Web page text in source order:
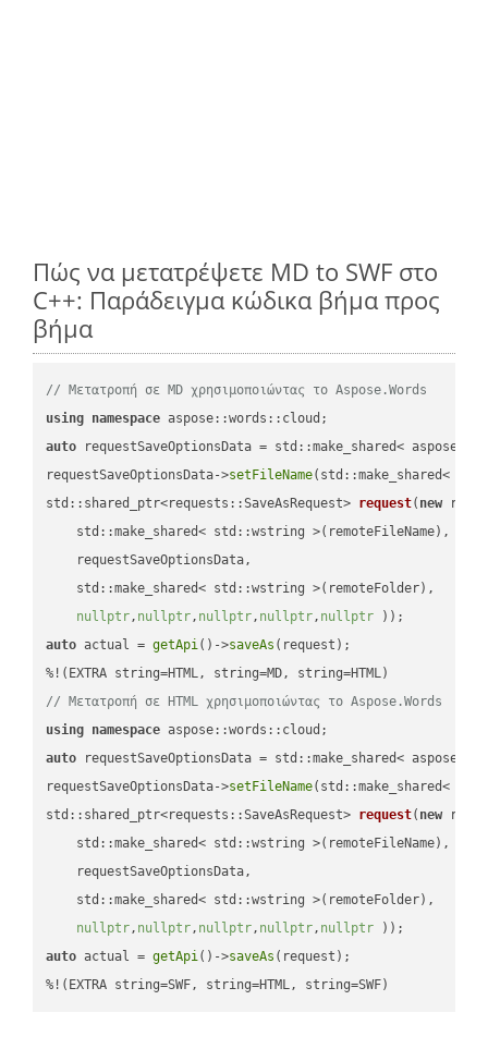
Πώς να μετατρέψετε MD to SWF στο
C++: Παράδειγμα κώδικα βήμα προς
βήμα
// Μετατροπή σε MD χρησιμοποιώντας το Aspose.Words
using namespace
auto requestSaveOptionsData = std::make_shared<
requestSaveOptionsData->setFileName(std::make_shared<
std::shared_ptr<requests::SaveAsRequest> request( new
    std::make_shared< std::wstring >(remoteFileName),
    requestSaveOptionsData,
    std::make_shared< std::wstring >(remoteFolder),
nullptr, nullptr, nullptr, nullptr, nullptr ))
auto actual = getApi()->saveAs (request);
// Μετατροπή σε HTML χρησιμοποιώντας το Aspose.Words
using namespace
auto requestSaveOptionsData = std::make_shared<
requestSaveOptionsData->setFileName(std::make_shared<
std::shared_ptr<requests::SaveAsRequest> request( new
    std::make_shared< std::wstring >(remoteFileName),
    requestSaveOptionsData,
    std::make_shared< std::wstring >(remoteFolder),
nullptr, nullptr, nullptr, nullptr, nullptr ))
auto actual = getApi()->saveAs (request);
%!(EXTRA string=SWF, string=HTML, string=SWF)